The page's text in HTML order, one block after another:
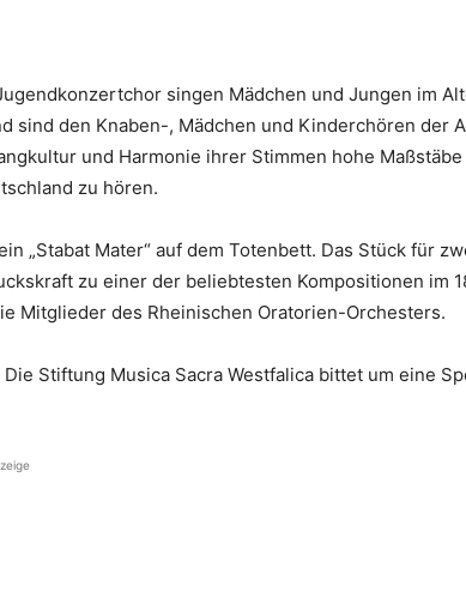
singen Mädchen und Jungen im
sind den Knaben-, Mädchen und Kinderchören der
und Harmonie ihrer Stimmen hohe
zu hören.
„Stabat Mater“ auf dem Totenbett. Das Stück für
zu einer der beliebtesten Kompositionen im
Mitglieder des Rheinischen Oratorien-Orchesters.
Stiftung Musica Sacra Westfalica bittet um eine